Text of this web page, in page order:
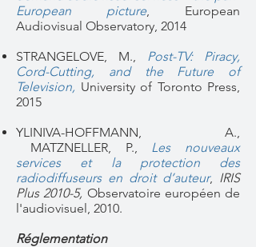
European picture, European
Audiovisual Observatory, 2014
STRANGELOVE, M., Post-TV: Piracy,
Cord-Cutting, and the Future of
Television, University of Toronto Press,
2015
YLINIVA-HOFFMANN, A.,
MATZNELLER, P., Les nouveaux
services et la protection des
radiodiffuseurs en droit d’auteur, IRIS
Plus 2010-5, Observatoire européen de
l'audiovisuel, 2010.
Réglementation